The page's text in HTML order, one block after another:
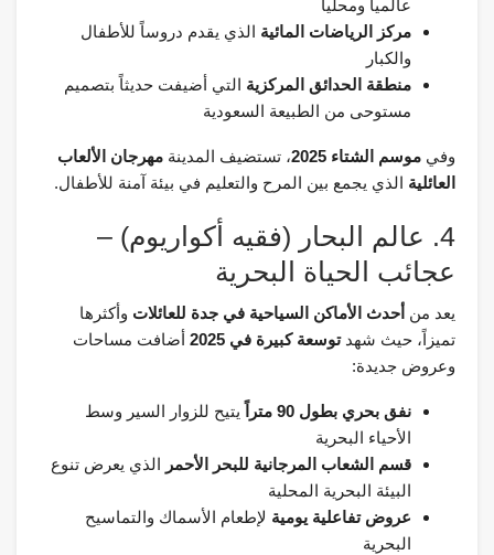
عالمياً ومحلياً
مركز الرياضات المائية الذي يقدم دروساً للأطفال
والكبار
منطقة الحدائق المركزية التي أضيفت حديثاً بتصميم
مستوحى من الطبيعة السعودية
وفي موسم الشتاء 2025 ، تستضيف المدينة مهرجان الألعاب
العائلية الذي يجمع بين المرح والتعليم في بيئة آمنة للأطفال.
4. عالم البحار (فقيه أكواريوم) –
عجائب الحياة البحرية
يعد من أحدث الأماكن السياحية في جدة للعائلات وأكثرها
تميزاً، حيث شهدتوسعة كبيرة في 2025
أضافت مساحات
وعروض جديدة:
نفق بحري بطول 90 متراً
يتيح للزوار السير وسط
الأحياء البحرية
قسم الشعاب المرجانية للبحر الأحمر الذي يعرض تنوع
البيئة البحرية المحلية
عروض تفاعلية يومية لإطعام الأسماك والتماسيح
البحرية